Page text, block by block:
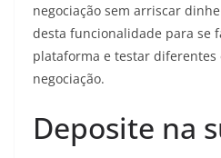
negociação sem arriscar
desta funcionalidade para se
plataforma e testar diferentes
negociação.
Deposite na